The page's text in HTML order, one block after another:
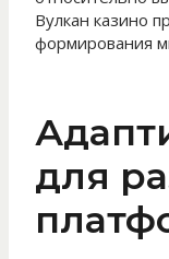
Вулкан казино
формирования
для